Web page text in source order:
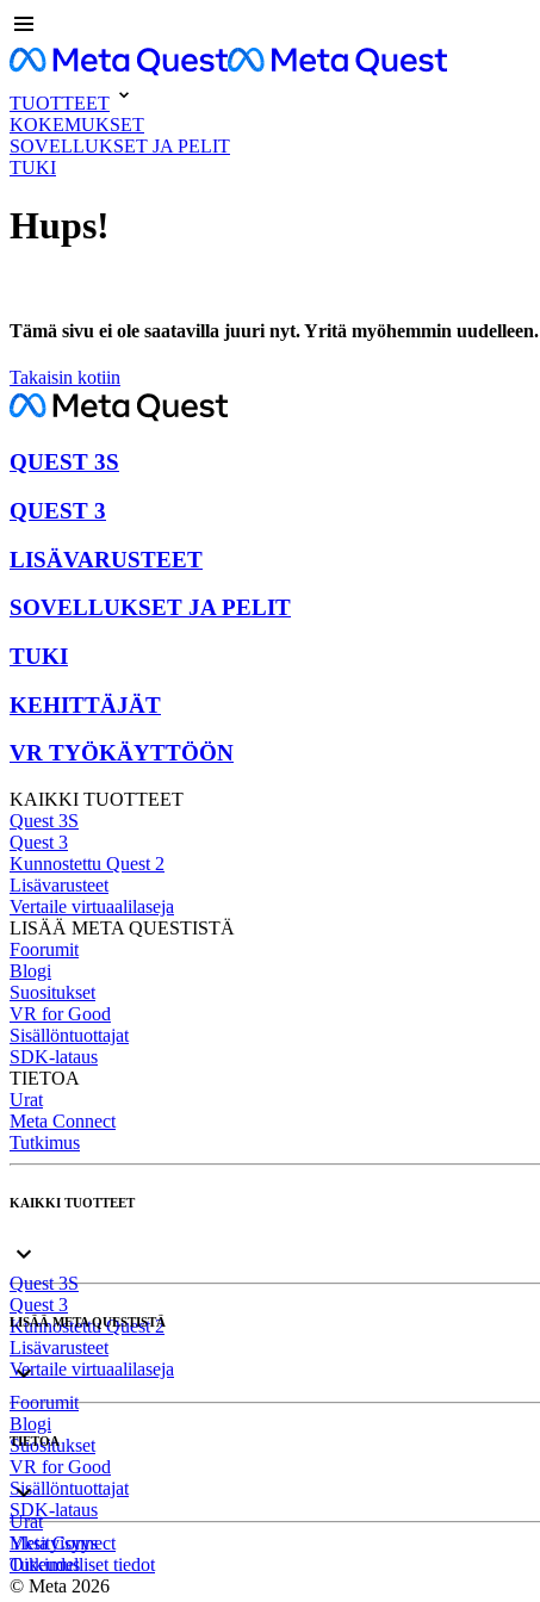
TUOTTEET
KOKEMUKSET
SOVELLUKSET JA PELIT
TUKI
Hups!
Tämä sivu ei ole saatavilla juuri nyt. Yritä myöhemmin uudelleen.
Takaisin kotiin
QUEST 3S
QUEST 3
LISÄVARUSTEET
SOVELLUKSET JA PELIT
TUKI
KEHITTÄJÄT
VR TYÖKÄYTTÖÖN
KAIKKI TUOTTEET
Quest 3S
Quest 3
Kunnostettu Quest 2
Lisävarusteet
Vertaile virtuaalilaseja
LISÄÄ META QUESTISTÄ
Foorumit
Blogi
Suositukset
VR for Good
Sisällöntuottajat
SDK-lataus
TIETOA
Urat
Meta Connect
Tutkimus
KAIKKI TUOTTEET
Quest 3S
Quest 3
Kunnostettu Quest 2
Lisävarusteet
Vertaile virtuaalilaseja
LISÄÄ META QUESTISTÄ
Foorumit
Blogi
Suositukset
VR for Good
Sisällöntuottajat
SDK-lataus
TIETOA
Urat
Meta Connect
Tutkimus
Yksityisyys
Oikeudelliset tiedot
© Meta 2026